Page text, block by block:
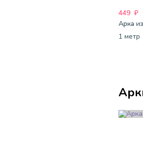
449 ₽
Арка
1 метр